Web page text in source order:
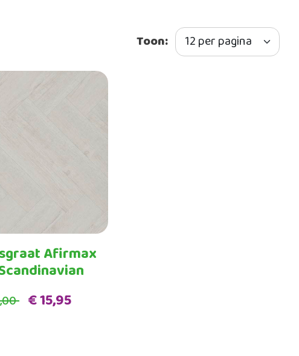
Toon:
Afirmax
€ 15,95